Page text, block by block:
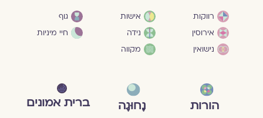
רווקות
אירוסין
נישואין
אישות
נידה
מקווה
גוף
חיי מיניות
הורות נָחוּגָה ברית אמונים